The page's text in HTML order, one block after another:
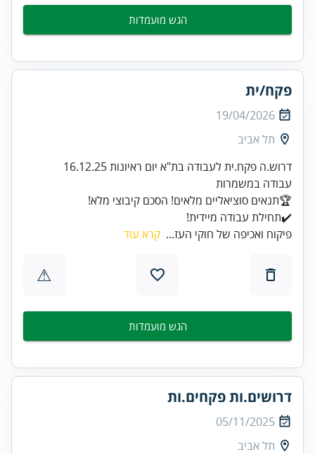
הגש מועמדות
פקח/ית
19/04/2026
תל אביב
✔️תחילת עבודה מיידית!
פיקוח ואכיפה של חוקי העז... קרא עוד
⚠
הגש מועמדות
דרושים.ות פקחים.ות
05/11/2025
תל אביב